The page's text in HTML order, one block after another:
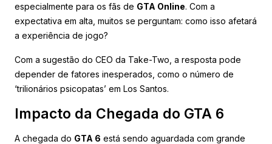
especialmente para os fãs de GTA Online. Com a
expectativa em alta, muitos se perguntam: como isso afetará
a experiência de jogo?
Com a sugestão do CEO da Take-Two, a resposta pode
depender de fatores inesperados, como o número de
‘trilionários psicopatas’ em Los Santos.
Impacto da Chegada do GTA 6
A chegada do GTA 6 está sendo aguardada com grande